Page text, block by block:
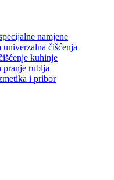
namjene
univerzalna čišćenja
kuhinje
pranje rublja
i pribor